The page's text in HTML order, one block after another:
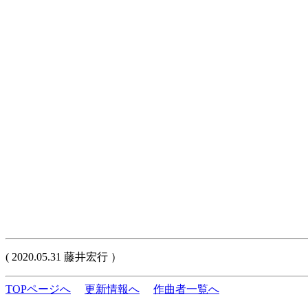
( 2020.05.31 藤井宏行 ）
TOPページへ 更新情報へ 作曲者一覧へ